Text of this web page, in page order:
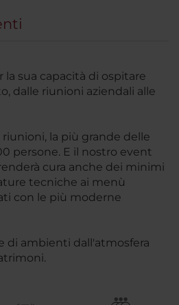
sua capacità di ospitare
dalle riunioni aziendali alle
riunioni, la più grande delle
persone. E il nostro event
cura anche dei minimi
tecniche ai menù
con le più moderne
di ambienti dall'atmosfera